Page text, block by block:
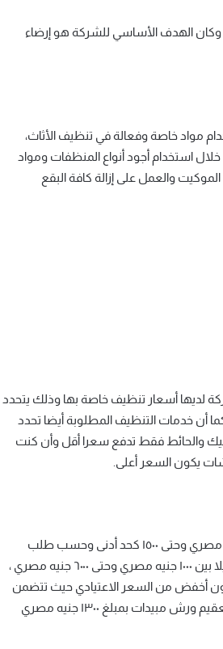
وكان الهدف الأساسي للشركة هو إرضاء
مواد خاصة وفعالة في تنظيف الأثاث،
استخدام أجود أنواع المنظفات ومواد
والعمل على إزالة كافة البقع
لديها أسعار تنظيف خاصة بها وذلك يتحدد
أن خدمات التنظيف المطلوبة أيضا تحدد
والحائط فقط تدفع سعرا أقل وأن كنت
يكون السعر أعلى.
حيث أن أسعار شركات تنظيف المنازل في مصر بشكل عام تبدأ أسعارها من ٥٠٠ جنيه مصري وحتى ١٥٠٠ كحد أدنى وحسب طلب
العميل والخدمة التي يريدها يتغير السعر ، أما عن الفلل فقد تتراوح أسعار تنظيف الفيلا بين ١٠٠٠ جنيه مصري وحتى ٦٠٠٠ جنيه مصري ،
أخفض من السعر الاعتيادي حيث تتضمن
العروض على سبيل المثال تنظيف منزل بشكل كامل وغسيل سجاد وترتيب أثاث وتعقيم ورش مبيدات بمبلغ ١٣٠٠ جنيه مصري